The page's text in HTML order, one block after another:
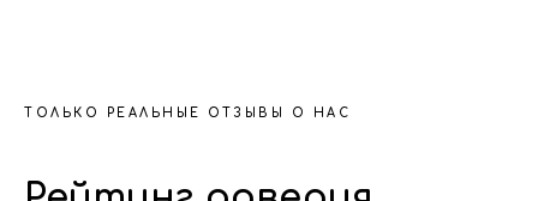
ТОЛЬКО РЕАЛЬНЫЕ ОТЗЫВЫ О НАС